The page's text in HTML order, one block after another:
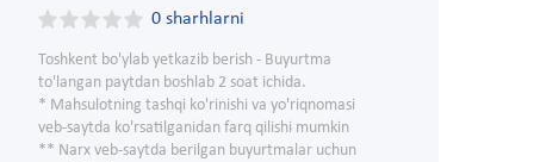
0 sharhlarni
Toshkent bo'ylab yetkazib berish - Buyurtma
to'langan paytdan boshlab 2 soat ichida.
* Mahsulotning tashqi ko'rinishi va yo'riqnomasi
veb-saytda ko'rsatilganidan farq qilishi mumkin
** Narx veb-saytda berilgan buyurtmalar uchun